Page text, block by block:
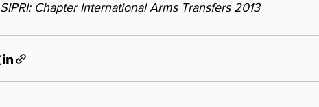
SIPRI: Chapter International Arms Transfers 2013